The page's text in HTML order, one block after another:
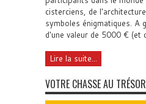
cisterciens, de
symboles énigmatiques. A
d'une valeur de 5000 € (et
Lire la suite...
VOTRE CHASSE AU TRÉSOR